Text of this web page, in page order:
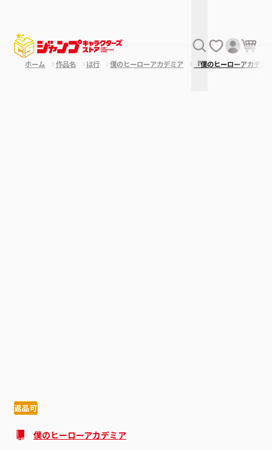
ホーム 作品名 は行 僕のヒーローアカデミア 『僕のヒーローアカデ
返品可
僕のヒーローアカデミア